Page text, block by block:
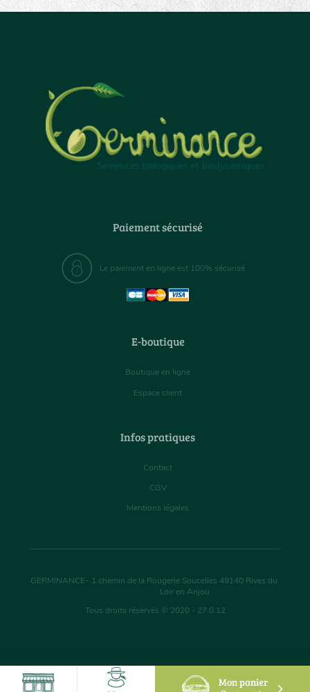
Mon panier
Paiement sécurisé
Le paiement en ligne est 100% sécurisé
E-boutique
Boutique en ligne
Espace client
Infos pratiques
Contact
CGV
Mentions légales
GERMINANCE- 1 chemin de la Rougerie Soucelles 49140 Rives du
Loir en Anjou
Tous droits réservés © 2020 - 27.0.12